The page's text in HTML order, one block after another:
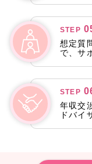
STEP
想定質
で、サ
STEP
年収交
ドバイ